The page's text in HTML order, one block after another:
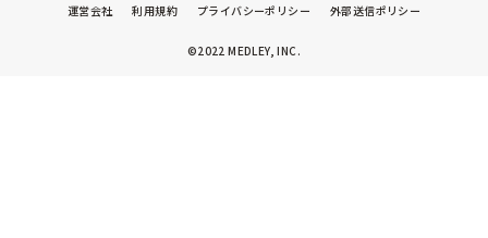
運営会社 利用規約 プライバシーポリシー 外部送信ポリシー
©2022 MEDLEY, INC.